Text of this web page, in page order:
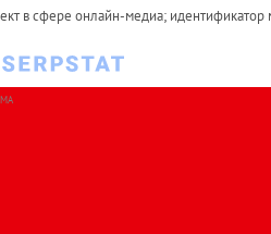
в сфере онлайн-медиа;